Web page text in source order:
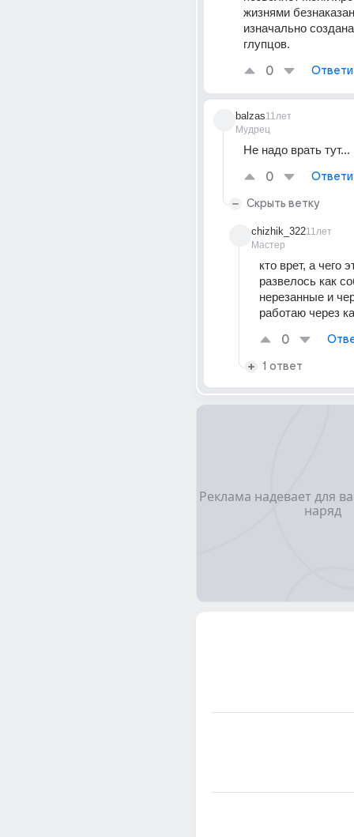
жизнями
изначально
глупцов.
0
balzas
Мудрец
11лет
Не надо врать тут...
0
Скрыть ветку
chizhik_322
Мастер
11лет
кто врет, а чего
развелось как
нерезанные и
работаю через
0
1 ответ